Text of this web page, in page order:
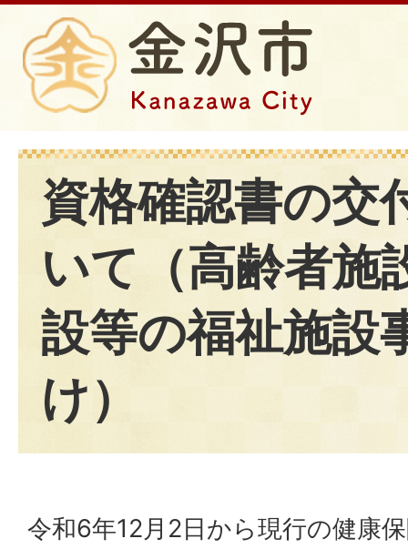
資格確認書の交
いて（高齢者施
設等の福祉施設
け）
令和6年12月2日から現行の健康